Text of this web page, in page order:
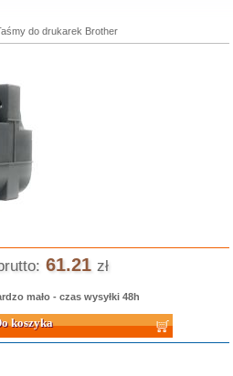
do drukarek Brother
61.21 zł
mało - czas wysyłki 48h